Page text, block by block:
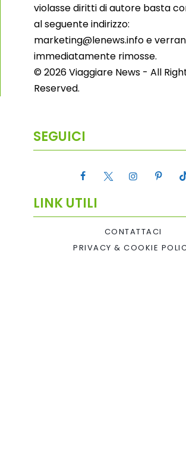
violasse diritti di autore basta
al seguente indirizzo:
marketing@lenews.info e
immediatamente rimosse.
© 2026 Viaggiare News - All
Reserved.
SEGUICI
LINK UTILI
CONTATTACI
PRIVACY & COOKIE